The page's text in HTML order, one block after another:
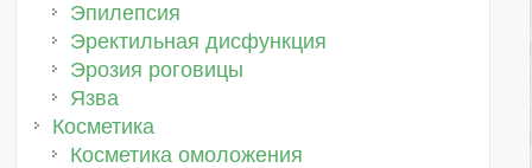
Эпилепсия
Эректильная дисфункция
Эрозия роговицы
Язва
Косметика
Косметика омоложения